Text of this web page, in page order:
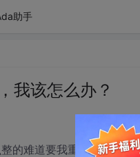
助手
我该怎么办？
的难道要我重新申请一个